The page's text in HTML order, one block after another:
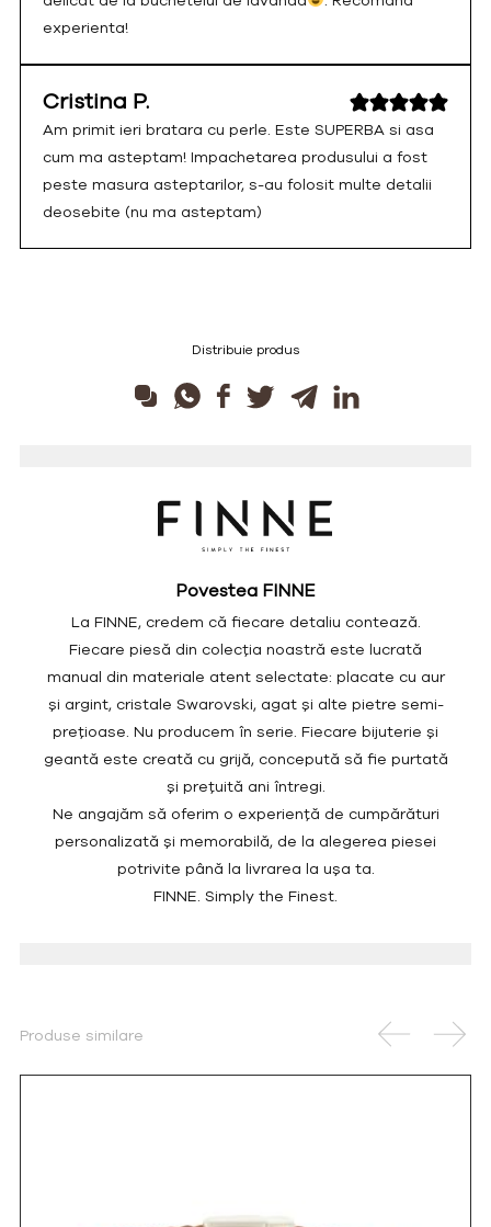
experienta!
Cristina P.
Am primit ieri bratara cu perle. Este SUPERBA si asa
cum ma asteptam! Impachetarea produsului a fost
peste masura asteptarilor, s-au folosit multe detalii
deosebite (nu ma asteptam)
Distribuie produs
Povestea FINNE
La FINNE, credem că fiecare detaliu contează.
Fiecare piesă din colecția noastră este lucrată
manual din materiale atent selectate: placate cu aur
și argint, cristale Swarovski, agat și alte pietre semi-
prețioase. Nu producem în serie. Fiecare bijuterie și
geantă este creată cu grijă, concepută să fie purtată
și prețuită ani întregi.
Ne angajăm să oferim o experiență de cumpărături
personalizată și memorabilă, de la alegerea piesei
potrivite până la livrarea la ușa ta.
FINNE. Simply the Finest.
Produse similare